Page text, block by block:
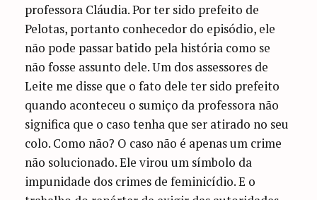
professora Cláudia. Por ter sido prefeito de
Pelotas, portanto conhecedor do episódio, ele
não pode passar batido pela história como se
não fosse assunto dele. Um dos assessores de
Leite me disse que o fato dele ter sido prefeito
quando aconteceu o sumiço da professora não
significa que o caso tenha que ser atirado no seu
colo. Como não? O caso não é apenas um crime
não solucionado. Ele virou um símbolo da
impunidade dos crimes de feminicídio. E o